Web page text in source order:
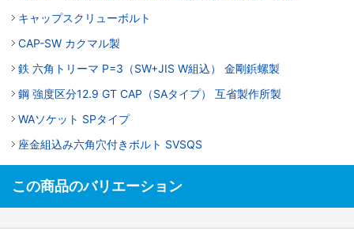
キャップスクリューボルト
CAP-SW カクマル製
鉄 六角トリーマ P=3（SW+JIS W組込） 金剛鋲螺製
鋼 強度区分12.9 GT CAP（SAタイプ） 互省製作所製
WAソケット SPタイプ
座金組込み六角穴付きボルト SVSQS
この商品のバリエーション